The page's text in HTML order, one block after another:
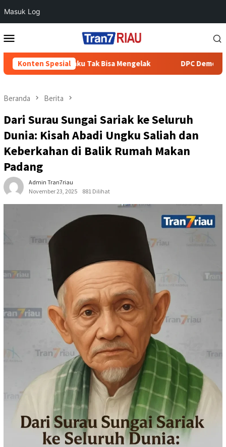
Masuk Log
ke
Mobile
Konten Spesial
Cenaku Tak Bisa Mengelak DPC Demokrat Inhu
Beranda Berita
Dari Surau Sungai Sariak ke Seluruh
Dunia: Kisah Abadi Ungku Saliah dan
Keberkahan di Balik Rumah Makan
Padang
Admin Tran7riau
November 23, 2025
881 Dilihat